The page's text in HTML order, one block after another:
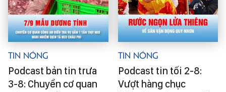
Tin Nóng
Podcast bản tin trưa
3-8: Chuyển cơ quan
Tin Nóng
Podcast tin tối 2-8:
Vượt hàng chục